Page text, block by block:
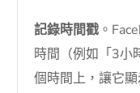
記錄時間戳 。
時間（例如「3小
個時間上，讓它